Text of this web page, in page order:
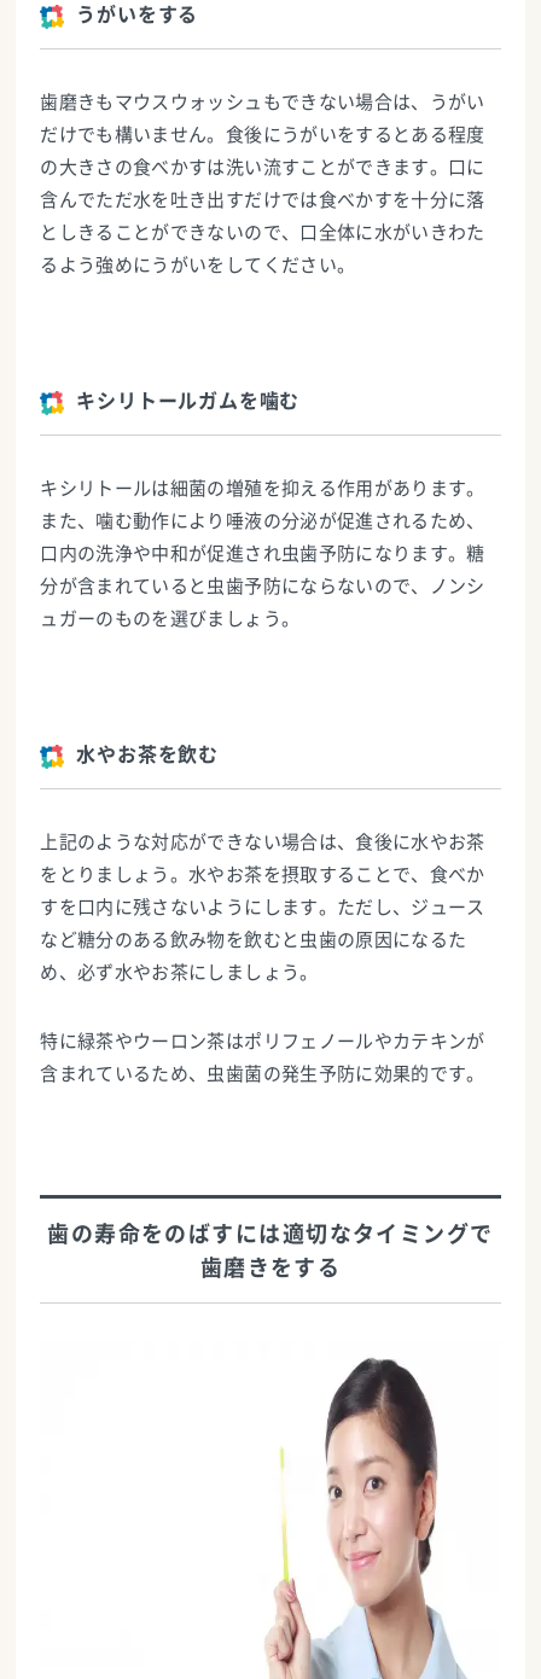
うがいをする
歯磨きもマウスウォッシュもできない場合は、うがい
だけでも構いません。食後にうがいをするとある程度
の大きさの食べかすは洗い流すことができます。口に
含んでただ水を吐き出すだけでは食べかすを十分に落
としきることができないので、口全体に水がいきわた
るよう強めにうがいをしてください。
キシリトールガムを噛む
キシリトールは細菌の増殖を抑える作用があります。
また、噛む動作により唾液の分泌が促進されるため、
口内の洗浄や中和が促進され虫歯予防になります。糖
分が含まれていると虫歯予防にならないので、ノンシ
ュガーのものを選びましょう。
水やお茶を飲む
上記のような対応ができない場合は、食後に水やお茶
をとりましょう。水やお茶を摂取することで、食べか
すを口内に残さないようにします。ただし、ジュース
など糖分のある飲み物を飲むと虫歯の原因になるた
め、必ず水やお茶にしましょう。
特に緑茶やウーロン茶はポリフェノールやカテキンが
含まれているため、虫歯菌の発生予防に効果的です。
歯の寿命をのばすには適切なタイミングで
歯磨きをする